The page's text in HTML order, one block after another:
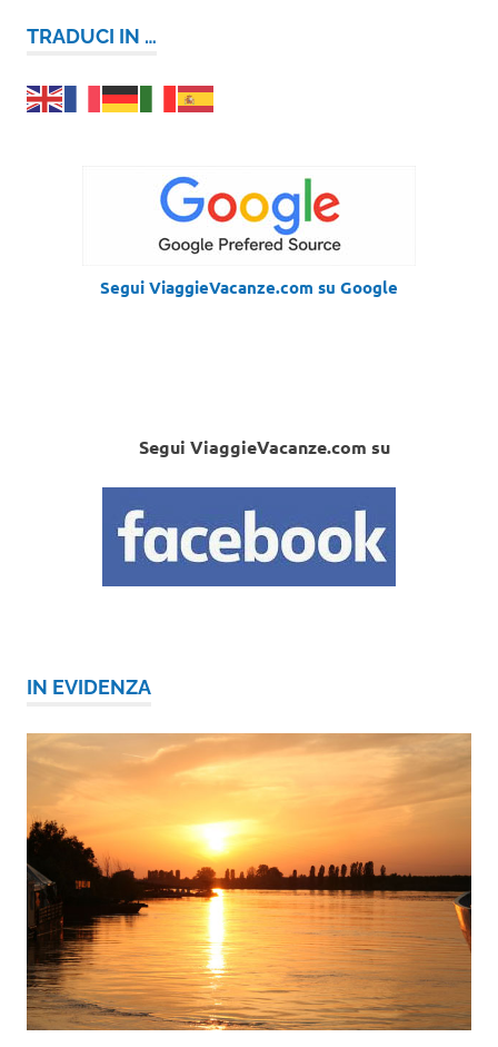
TRADUCI IN …
Segui ViaggieVacanze.com su Google
Segui ViaggieVacanze.com su
IN EVIDENZA